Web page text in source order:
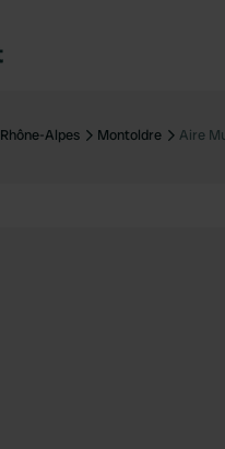
Alpes Montoldre Aire